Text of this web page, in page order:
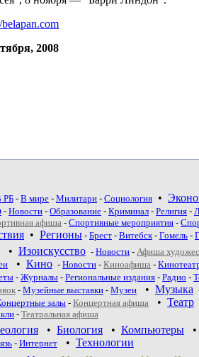
2008
РБ - В мире - Милитари - Социология •
- Новости - Образование - Криминал - Религия -
афиша - Спортивные мероприятия -
• Регионы - Брест - Витебск- Гомель -
• Изоискусство - Новости - Афиша
• Кино - Новости - Киноафиша -
- Журналы - Региональные издания - Радио -
- Музейные выставки - Музеи • Музыка
залы - Концертная афиша • Театр
- Театральная афиша
• Биология • Компьютеры •
- Интернет • Технологии